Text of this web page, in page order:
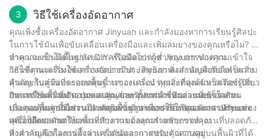
คุณได้อย่างเห็นได้ชัด
ถือเป็นสิ่งสำคัญ ด้วยประสบการณ์ 30 ปีในอุตสาหกรรม เราภูมิใจที่จะ
แบ่งปันความรู้และความเชี่ยวชาญของเราเกี่ยวกับวิธีการใช้เครื่องอัด
อากาศอย่างมีประสิทธิภาพ เมื่อปฏิบัติตามคำแนะนำและเคล็ดลับที่
ระบุไว้ในบทความนี้ คุณจะสามารถควบคุมประสิทธิภาพของเครื่องมือ
อเนกประสงค์นี้ได้อย่างมั่นใจ และยกระดับโครงการของคุณไปสู่อีก
ระดับหนึ่ง ดังนั้น ลองใช้เครื่องอัดอากาศของคุณให้เป็นประโยชน์
ความเป็นไปได้ไม่มีที่สิ้นสุด!
3 วิธีใช้เครื่องอัดอากาศ
คุณเพิ่งซื้อเครื่องอัดอากาศ Jinyuan และกำลังมองหาการเรียนรู้ศิลปะ
ในการใช้มันเพื่อขับเคลื่อนเครื่องมือและเพิ่มลมยางของคุณหรือไม่? ไม่
ว่าคุณจะเป็นมือใหม่หัด DIY หรือมือโปรผู้ช่ำชอง การทำความเข้าใจ
วิธีใช้งานเครื่องอัดอากาศอย่างมีประสิทธิภาพและปลอดภัยถือเป็นสิ่ง
สำคัญ ในคู่มือที่ครอบคลุมนี้ เราจะแนะนำทุกสิ่งที่คุณจำเป็นต้องรู้เกี่ยว
กับการใช้เครื่องอัดอากาศ Jinyuan ตั้งแต่การทำความเข้าใจส่วน
ประกอบพื้นฐานไปจนถึงเทคนิคขั้นสูง เพื่อช่วยให้คุณพัฒนาทักษะของ
คุณไปอีกระดับ
ทำความเข้าใจพื้นฐานของเครื่องอัดอากาศ Jinyuan ของคุณ
ก่อนที่คุณจะเริ่มใช้เครื่องอัดอากาศ Jinyuan สิ่งสำคัญคือต้องทำความ
คุ้นเคยกับส่วนประกอบพื้นฐานของเครื่อง คุณจะต้องค้นหาสวิตช์เปิด/
ปิด เกจวัดความดัน ปุ่มควบคุม และอุปกรณ์เชื่อมต่อแบบเร็ว ส่วน
ประกอบเหล่านี้มีความสำคัญอย่างยิ่งต่อการใช้งานและการปรับแต่ง
เครื่องอัดอากาศให้เหมาะกับความต้องการเฉพาะของคุณ
การเตรียมพื้นที่ทำงานของคุณสำหรับการดำเนินงานที่ปลอดภัย
เมื่อคุณคุ้นเคยกับส่วนประกอบพื้นฐานของเครื่องอัดอากาศ Jinyuan
แล้ว ก็ถึงเวลาเตรียมพื้นที่ทำงานของคุณสำหรับการทำงานที่ปลอดภัย
สิ่งสำคัญคือต้องแน่ใจว่าเครื่องอัดอากาศของคุณวางอยู่บนพื้นผิวที่ได้
ทำความเข้าใจการตั้งค่าแรงดันและการปรับตัวควบคุม